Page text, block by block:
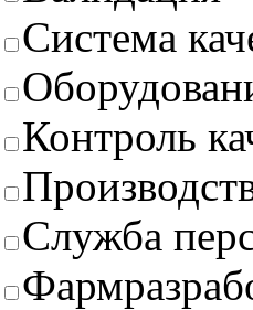
Система
Контроль
Служба